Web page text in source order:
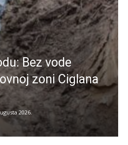
Bez vode
zoni Ciglana
2026.